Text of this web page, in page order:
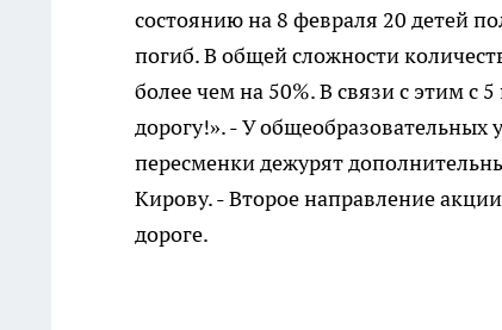
состоянию на 8 февраля 20 детей
погиб. В общей сложности
более чем на 50%. В связи с этим
дорогу!». - У
пересменки дежурят
Кирову. - Второе направление
дороге.